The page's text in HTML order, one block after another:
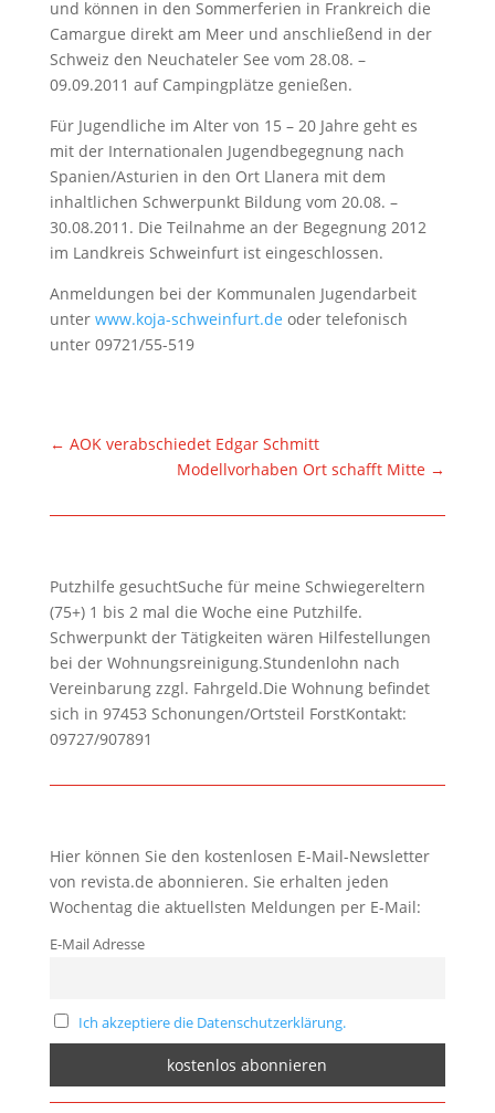
und können in den Sommerferien in Frankreich die
Camargue direkt am Meer und anschließend in der
Schweiz den Neuchateler See vom 28.08. –
09.09.2011 auf Campingplätze genießen.
Für Jugendliche im Alter von 15 – 20 Jahre geht es
mit der Internationalen Jugendbegegnung nach
Spanien/Asturien in den Ort Llanera mit dem
inhaltlichen Schwerpunkt Bildung vom 20.08. –
30.08.2011. Die Teilnahme an der Begegnung 2012
im Landkreis Schweinfurt ist eingeschlossen.
Anmeldungen bei der Kommunalen Jugendarbeit
unter www.koja-schweinfurt.de oder telefonisch
unter 09721/55-519
← AOK verabschiedet Edgar Schmitt
Modellvorhaben Ort schafft Mitte →
Putzhilfe gesuchtSuche für meine Schwiegereltern
(75+) 1 bis 2 mal die Woche eine Putzhilfe.
Schwerpunkt der Tätigkeiten wären Hilfestellungen
bei der Wohnungsreinigung.Stundenlohn nach
Vereinbarung zzgl. Fahrgeld.Die Wohnung befindet
sich in 97453 Schonungen/Ortsteil ForstKontakt:
09727/907891
Hier können Sie den kostenlosen E-Mail-Newsletter
von revista.de abonnieren. Sie erhalten jeden
Wochentag die aktuellsten Meldungen per E-Mail:
E-Mail Adresse
Ich akzeptiere die Datenschutzerklärung.